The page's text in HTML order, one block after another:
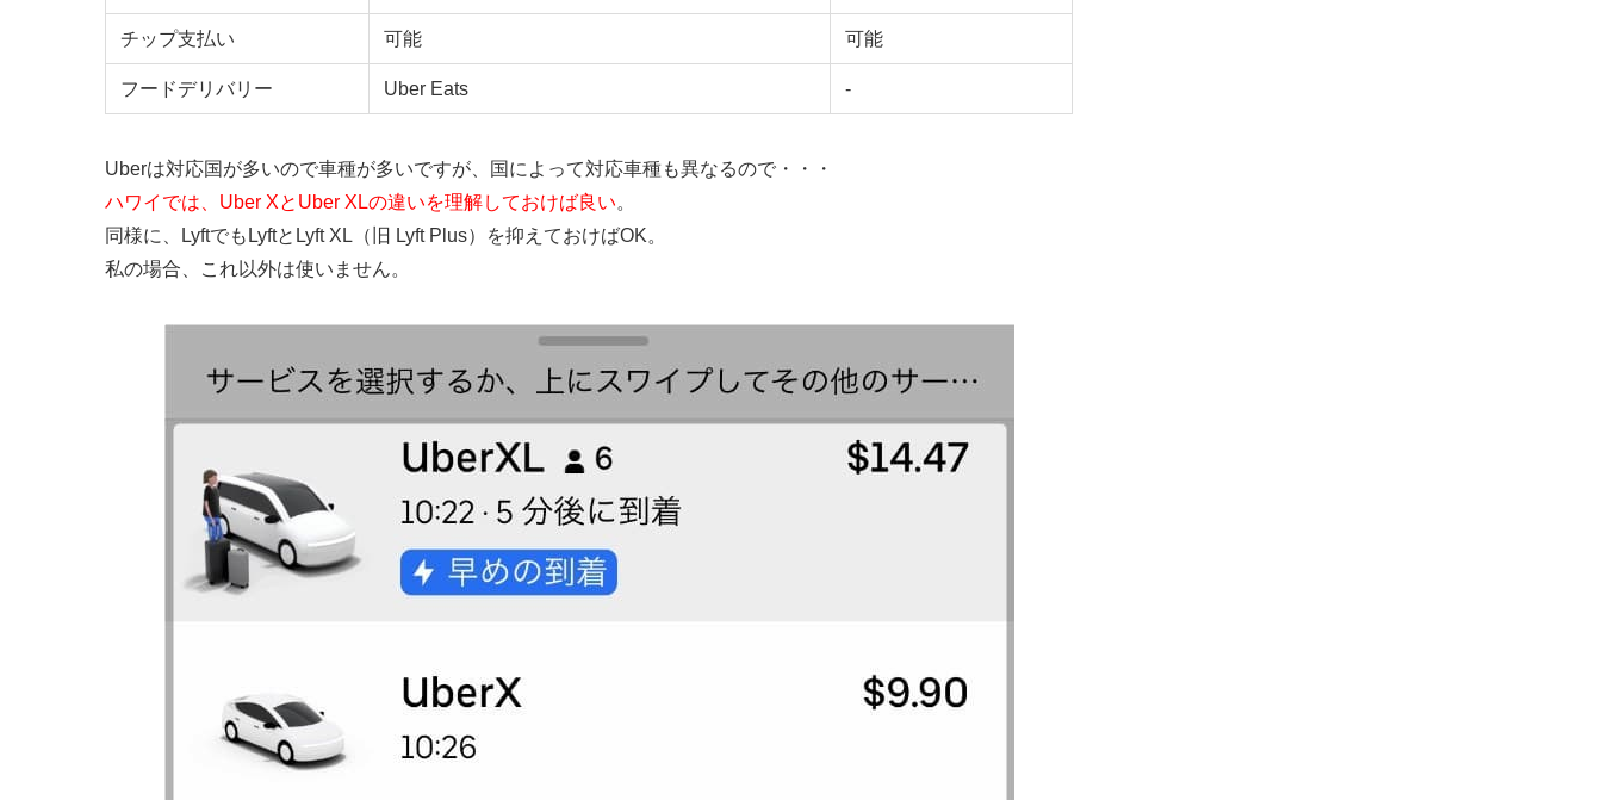
チップ支払い 可能 可能
フードデリバリー Uber Eats -
Uberは対応国が多いので車種が多いですが、国によって対応車種も異なるので・・・
ハワイでは、Uber XとUber XLの違いを理解しておけば良い。
同様に、LyftでもLyftとLyft XL（旧 Lyft Plus）を抑えておけばOK。
私の場合、これ以外は使いません。